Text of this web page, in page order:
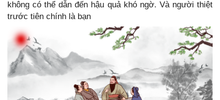
không có thể dẫn đến hậu quả khó ngờ. Và người thiệt
trước tiên chính là bạn